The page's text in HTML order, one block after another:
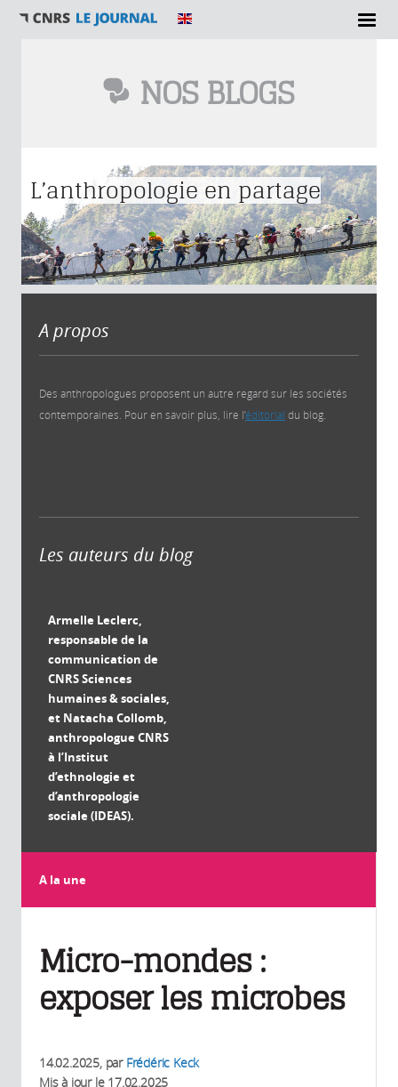
NOS BLOGS
L’anthropologie en partage
A propos
Des anthropologues proposent un autre regard sur les sociétés
contemporaines. Pour en savoir plus, lire l’éditorial du blog.
Les auteurs du blog
Armelle Leclerc,
responsable de la
communication de
CNRS Sciences
humaines & sociales,
et Natacha Collomb,
anthropologue CNRS
à l’Institut
d’ethnologie et
d’anthropologie
sociale (IDEAS).
A la une
Micro-mondes :
exposer les microbes
14.02.2025, par Frédéric Keck
Mis à jour le 17.02.2025